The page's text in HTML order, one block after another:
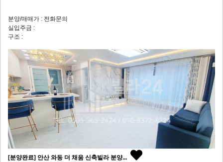
분양/매매가 : 전화문의
실입주금 :
구조 :
[분양완료] 안산 와동 더 채움 신축빌라 분양...